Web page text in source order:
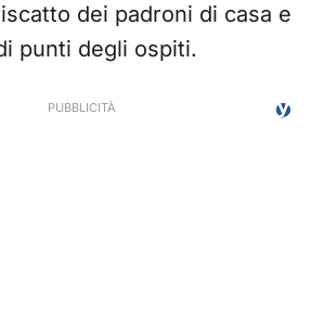
dei padroni di casa e
punti degli ospiti.